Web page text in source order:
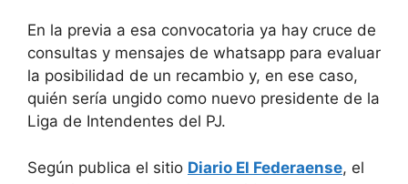
En la previa a esa convocatoria ya hay cruce de
consultas y mensajes de whatsapp para evaluar
la posibilidad de un recambio y, en ese caso,
quién sería ungido como nuevo presidente de la
Liga de Intendentes del PJ.
Según publica el sitio Diario El Federaense, el